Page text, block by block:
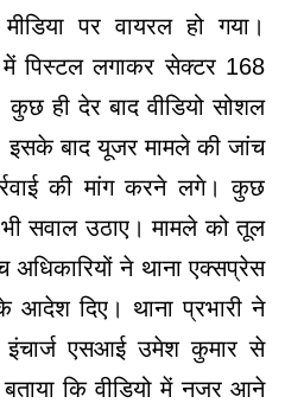
पर वायरल हो गया।
पिस्टल लगाकर सेक्टर 168
ही देर बाद वीडियो सोशल
इसके बाद यूजर मामले की जांच
की मांग करने लगे। कुछ
सवाल उठाए। मामले को तूल
ने थाना एक्सप्रेस
आदेश दिए। थाना प्रभारी ने
इंचार्ज एसआई उमेश कुमार से
कि वीडियो में नजर आने